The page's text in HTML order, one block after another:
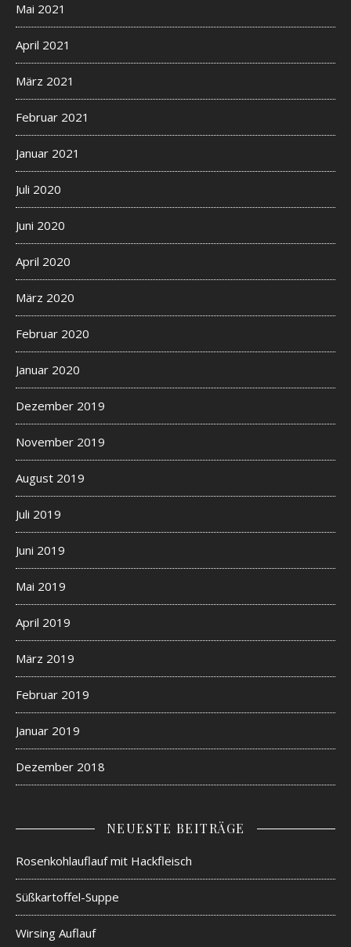
Mai 2021
April 2021
März 2021
Februar 2021
Januar 2021
Juli 2020
Juni 2020
April 2020
März 2020
Februar 2020
Januar 2020
Dezember 2019
November 2019
August 2019
Juli 2019
Juni 2019
Mai 2019
April 2019
März 2019
Februar 2019
Januar 2019
Dezember 2018
NEUESTE BEITRÄGE
Rosenkohlauflauf mit Hackfleisch
Süßkartoffel-Suppe
Wirsing Auflauf